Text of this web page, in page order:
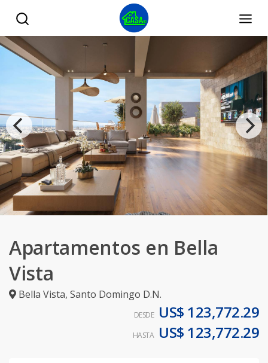
Apartamentos en Bella
Vista
Bella Vista, Santo Domingo D.N.
DESDE US$ 123,772.29
HASTA US$ 123,772.29